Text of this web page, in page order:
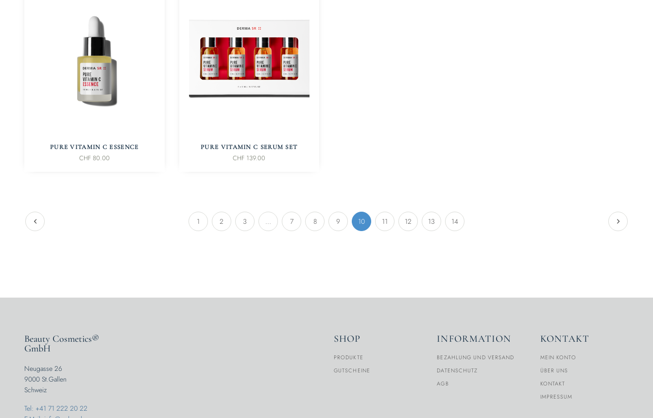
IN DEN WARENKORB
PURE VITAMIN C ESSENCE
CHF80.00
IN DEN WARENKORB
PURE VITAMIN C SERUM SET
CHF 139.00
1 2 3 … 7 8 9 10 11 12 13 14
Beauty Cosmetics®
GmbH
Neugasse 26
9000 St.Gallen
Schweiz
Tel: +41 71 222 20 22
SHOP
PRODUKTE
GUTSCHEINE
INFORMATION
BEZAHLUNG UND VERSAND
DATENSCHUTZ
AGB
KONTAKT
MEIN KONTO
ÜBER UNS
KONTAKT
IMPRESSUM